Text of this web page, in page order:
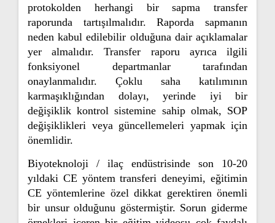
protokolden herhangi bir sapma transfer
raporunda tartışılmalıdır. Raporda sapmanın
neden kabul edilebilir olduğuna dair açıklamalar
yer almalıdır. Transfer raporu ayrıca ilgili
fonksiyonel departmanlar tarafından
onaylanmalıdır. Çoklu saha katılımının
karmaşıklığından dolayı, yerinde iyi bir
değişiklik kontrol sistemine sahip olmak, SOP
değişiklikleri veya güncellemeleri yapmak için
önemlidir.
Biyoteknoloji / ilaç endüstrisinde son 10-20
yıldaki CE yöntem transferi deneyimi, eğitimin
CE yöntemlerine özel dikkat gerektiren önemli
bir unsur olduğunu göstermiştir. Sorun giderme